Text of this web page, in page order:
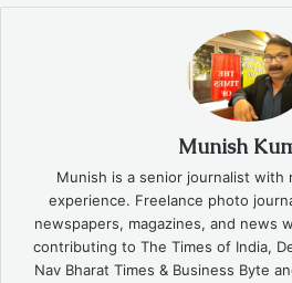
Munish
Munish is a senior journalist with
experience. Freelance photo
newspapers, magazines, and news
contributing to The Times of India,
Nav Bharat Times & Business Byte